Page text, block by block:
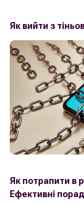
Як вийти з
Як потрапити в
Ефективні